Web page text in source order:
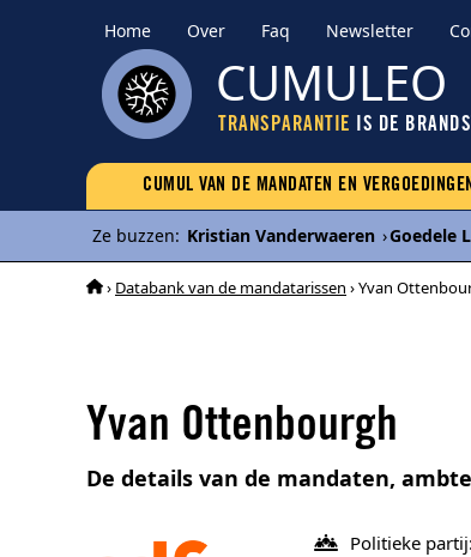
Home Over Faq Newsletter
CUMULEO
TRANSPARANTIE IS DE
CUMUL VAN DE MANDATEN EN VERGOEDINGEN
Ze buzzen: Kristian Vanderwaeren ›Goedele
› Databank van de mandatarissen › Yvan
Yvan Ottenbourgh
De details van de mandaten,
Politieke partij: